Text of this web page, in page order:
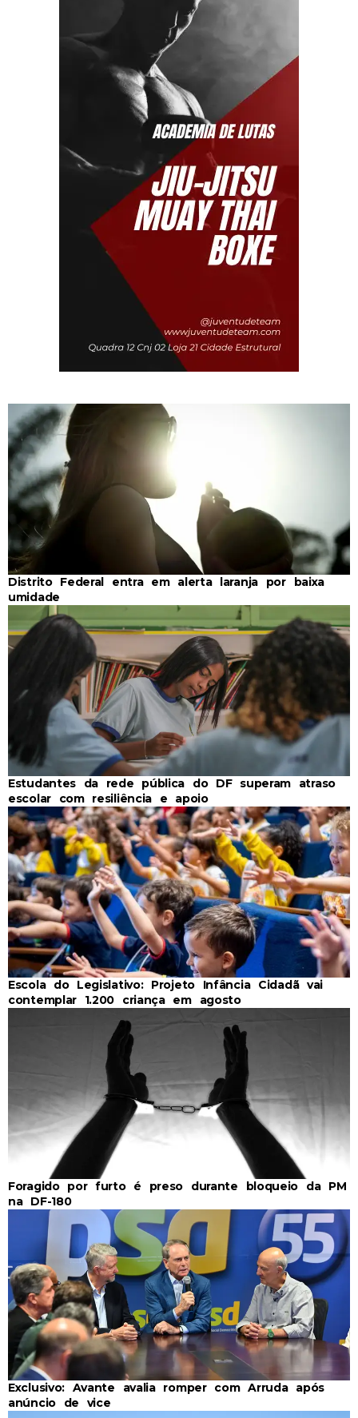
Distrito Federal entra em alerta laranja por baixa
umidade
Estudantes da rede pública do DF superam atraso
escolar com resiliência e apoio
Escola do Legislativo: Projeto Infância Cidadã vai
contemplar 1.200 criança em agosto
Foragido por furto é preso durante bloqueio da PM
na DF-180
Exclusivo: Avante avalia romper com Arruda após
anúncio de vice